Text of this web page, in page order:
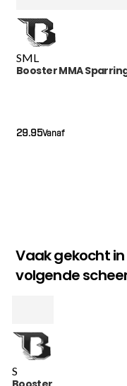
SML
Booster MMA
Vanaf
29.95
Vaak gekocht
volgende
S